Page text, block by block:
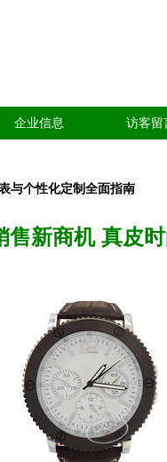
企业信息 访客留
与个性化定制全面指南
新商机 真皮